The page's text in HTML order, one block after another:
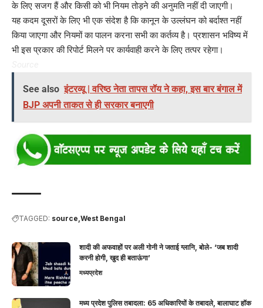
के लिए सजग हैं और किसी को भी नियम तोड़ने की अनुमति नहीं दी जाएगी।
यह कदम दूसरों के लिए भी एक संदेश है कि कानून के उल्लंघन को बर्दाश्त नहीं
किया जाएगा और नियमों का पालन करना सभी का कर्तव्य है। प्रशासन भविष्य में
भी इस प्रकार की रिपोर्ट मिलने पर कार्यवाही करने के लिए तत्पर रहेगा।
See also इंटरव्यू | वरिष्ठ नेता तापस रॉय ने कहा, इस बार बंगाल में
BJP अपनी ताकत से ही सरकार बनाएगी
TAGGED: source West Bengal
शादी की अफवाहों पर अली गोनी ने जताई ग्लानि, बोले- ‘जब शादी
करनी होगी, खुद ही बताऊंगा’
मध्यप्रदेश
मध्य प्रदेश पुलिस तबादला: 65 अधिकारियों के तबादले, बालाघाट हॉक